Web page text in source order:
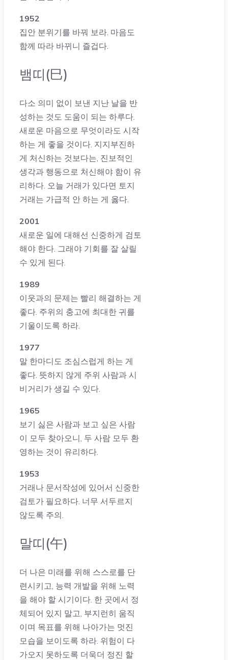
1952
집안 분위기를 바꿔 보라. 마음도
함께 따라 바뀌니 즐겁다.
뱀띠(巳)
다소 의미 없이 보낸 지난 날을 반
성하는 것도 도움이 되는 하루다.
새로운 마음으로 무엇이라도 시작
하는 게 좋을 것이다. 지지부진하
게 처신하는 것보다는, 진보적인
생각과 행동으로 처신해야 함이 유
리하다. 오늘 거래가 있다면 토지
거래는 가급적 안 하는 게 옳다.
2001
새로운 일에 대해선 신중하게 검토
해야 한다. 그래야 기회를 잘 살릴
수 있게 된다.
1989
이웃과의 문제는 빨리 해결하는 게
좋다. 주위의 충고에 최대한 귀를
기울이도록 하라.
1977
말 한마디도 조심스럽게 하는 게
좋다. 뜻하지 않게 주위 사람과 시
비거리가 생길 수 있다.
1965
보기 싫은 사람과 보고 싶은 사람
이 모두 찾아오니, 두 사람 모두 환
영하는 것이 유리하다.
1953
거래나 문서작성에 있어서 신중한
검토가 필요하다. 너무 서두르지
않도록 주의.
말띠(午)
더 나은 미래를 위해 스스로를 단
련시키고, 능력 개발을 위해 노력
을 해야 할 시기이다. 한 곳에서 정
체되어 있지 말고, 부지런히 움직
이며 목표를 위해 나아가는 멋진
모습을 보이도록 하라. 위험이 다
가오지 못하도록 더욱더 정진 할